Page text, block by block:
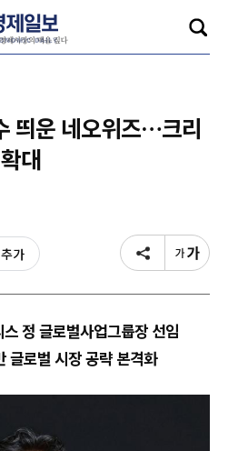
띄운 네오위즈…크리
대
가
정 글로벌사업그룹장 선임
글로벌 시장 공략 본격화